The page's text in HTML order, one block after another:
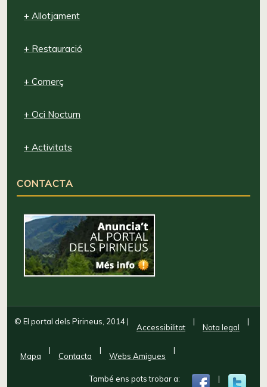
+ Allotjament
+ Restauració
+ Comerç
+ Oci Nocturn
+ Activitats
CONTACTA
© El portal dels Pirineus, 2014|
Accessibilitat
|
Nota legal
|
Mapa
|
Contacta
|
Webs Amigues
|
També ens pots trobar a: |